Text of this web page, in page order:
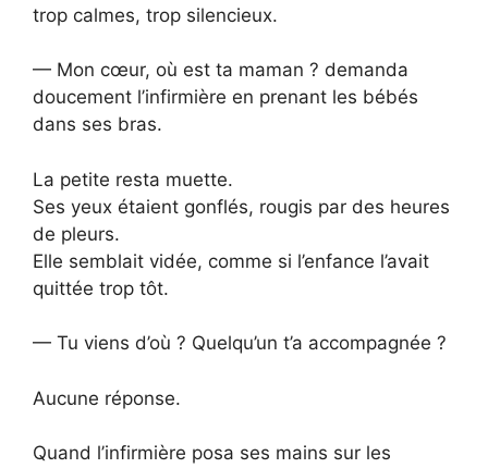
trop calmes, trop silencieux.
— Mon cœur, où est ta maman ? demanda
doucement l’infirmière en prenant les bébés
dans ses bras.
La petite resta muette.
Ses yeux étaient gonflés, rougis par des heures
de pleurs.
Elle semblait vidée, comme si l’enfance l’avait
quittée trop tôt.
— Tu viens d’où ? Quelqu’un t’a accompagnée ?
Aucune réponse.
Quand l’infirmière posa ses mains sur les